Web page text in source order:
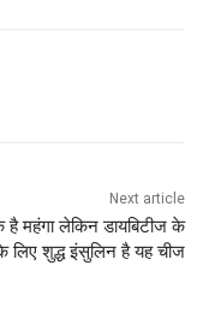
Next article
महंगा लेकिन डायबिटीज के
लिए शुद्ध इंसुलिन है यह चीज